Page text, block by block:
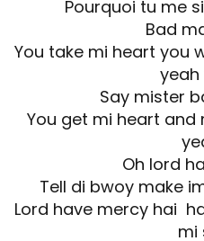
Pourquoi tu me
Bad
You take mi heart you
yeah
Say mister
You get mi heart and
Oh lord
Tell di bwoy make
Lord have mercy hai
mi